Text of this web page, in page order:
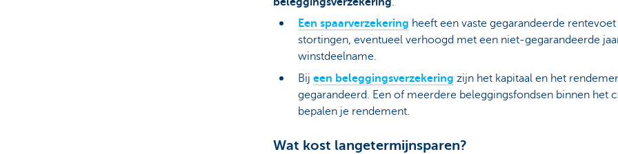
Een spaarverzekering heeft een vaste gegarandeerde
stortingen, eventueel verhoogd met een niet-gegarandeerde
winstdeelname.
Bij een beleggingsverzekering zijn het kapitaal en het
gegarandeerd. Een of meerdere beleggingsfondsen binnen het
bepalen je rendement.
Wat kost langetermijnsparen?